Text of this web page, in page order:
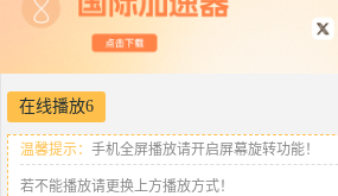
在线播放6
温馨提示： 手机全屏播放请开启屏幕旋转功能！
若不能播放请更换上方播放方式！